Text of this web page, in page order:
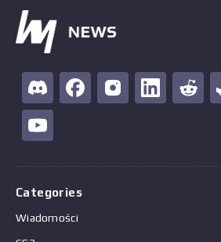
Categories
Wiadomości